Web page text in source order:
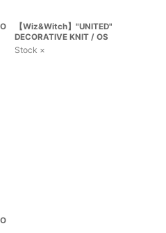
【Wiz&Witch】"UNITED"
DECORATIVE KNIT / OS
Stock ×